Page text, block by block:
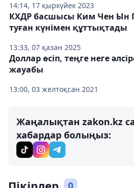
14:14, 17 қыркүйек 2023
13:33, 07 қазан 2025
КХДР басшысы Ким Чен Ын
туған күнімен құттықтады
13:00, 03 желтоқсан 2021
Доллар өсіп, теңге неге
жауабы
Жаңалықтан zakon.kz
хабардар болыңыз:
0